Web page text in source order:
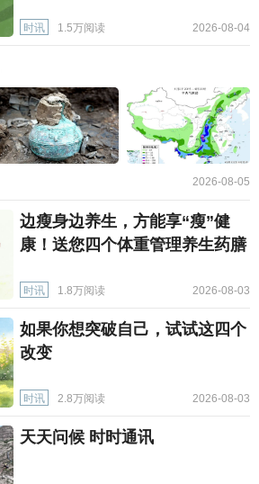
时讯 1.5万阅读 2026-08-04
2026-08-05
边瘦身边养生，方能享“瘦”健
康！送您四个体重管理养生药膳
时讯 1.8万阅读 2026-08-03
如果你想突破自己，试试这四个
改变
时讯 2.8万阅读 2026-08-03
天天问候 时时通讯